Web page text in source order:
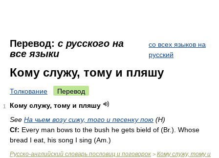
Перевод: с русского на
все языки
со всех языков на
русский
Кому служу, тому и пляшу
Толкование Перевод
1
Кому служу, тому и пляшу
See На чьем возу сижу, того и песенку пою (Н)
Cf: Every man bows to the bush he gets bield of (Br.). Whose
bread I eat, his song I sing (Am. )
Русско-английский словарь пословиц и поговорок > Кому служу, тому и